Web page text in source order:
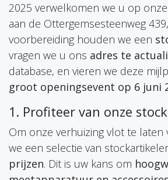
2025 verwelkomen we u op
aan de Ottergemsesteenweg
voorbereiding houden we een
vragen we u ons adres te
database, en vieren we deze
groot openingsevent op 6 juni
1. Profiteer van onze
Om onze verhuizing vlot te laten
we een selectie van
prijzen. Dit is uw kans om